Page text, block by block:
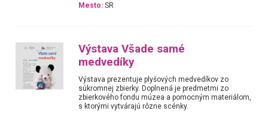
Mesto: SR
Výstava Všade samé
medvedíky
Výstava prezentuje plyšových medvedíkov zo
súkromnej zbierky. Doplnená je predmetmi zo
zbierkového fondu múzea a pomocným materiálom,
s ktorými vytvárajú rôzne scénky.